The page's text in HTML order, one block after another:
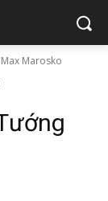
Marosko